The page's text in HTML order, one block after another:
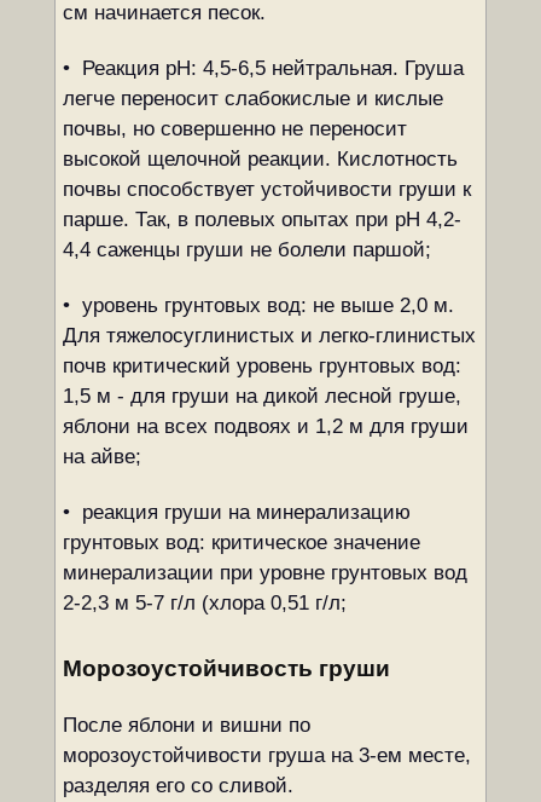
см начинается песок.
• Реакция pH: 4,5-6,5 нейтральная. Груша
легче переносит слабокислые и кислые
почвы, но совершенно не переносит
высокой щелочной реакции. Кислотность
почвы способствует устойчивости груши к
парше. Так, в полевых опытах при pH 4,2-
4,4 саженцы груши не болели паршой;
• уровень грунтовых вод: не выше 2,0 м.
Для тяжело­суглинистых и легко-глинистых
почв критический уровень грунтовых вод:
1,5 м - для груши на дикой лесной груше,
яблони на всех подвоях и 1,2 м для груши
на айве;
• реакция груши на минерализацию
грунтовых вод: критическое значение
минерализации при уровне грунтовых вод
2-2,3 м 5-7 г/л (хлора 0,5­1 г/л;
Морозоустойчивость груши
После яблони и вишни по
морозоустойчивости груша на 3-ем месте,
разделяя его со сливой.